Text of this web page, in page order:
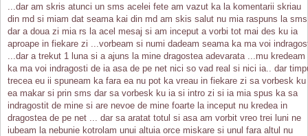
...dar am skris atunci un sms acelei fete am vazut ka la komentarii skriau
din md si miam dat seama kai din md am skis salut nu mia raspuns la sms
dar a doua zi mia rs la acel mesaj si am inceput a vorbi tot mai des ku ia
aproape in fiekare zi ...vorbeam si numi dadeam seama ka ma voi
...dar a trekut 1 luna si a ajuns la mine dragostea adevarata ...mu kredeam
ka ma voi indragosti de ia asa de pe net nici so vad real si nici ia.. dar
trecea eu ii spuneam ka fara ea nu pot ka vreau in fiekare zi sa vorbesk ku
ea makar si prin sms dar sa vorbesk ku ia si intro zi si ia mia spus ka sa
indragostit de mine si are nevoe de mine foarte la inceput nu kredea in
dragostea de pe net ... dar sa aratat totul si asa am vorbit vreo trei luni ne
iubeam la nebunie kotrolam unui altuia orce miskare si unul fara altul nu